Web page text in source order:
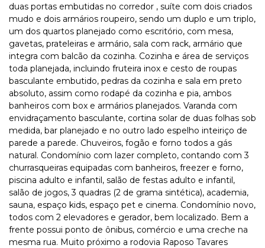
duas portas embutidas no corredor , suíte com dois criados
mudo e dois armários roupeiro, sendo um duplo e um triplo,
um dos quartos planejado como escritório, com mesa,
gavetas, prateleiras e armário, sala com rack, armário que
integra com balcão da cozinha. Cozinha e área de serviços
toda planejada, incluindo fruteira inox e cesto de roupas
basculante embutido, pedras da cozinha e sala em preto
absoluto, assim como rodapé da cozinha e pia, ambos
banheiros com box e armários planejados. Varanda com
envidraçamento basculante, cortina solar de duas folhas sob
medida, bar planejado e no outro lado espelho inteiriço de
parede a parede. Chuveiros, fogão e forno todos a gás
natural. Condomínio com lazer completo, contando com 3
churrasqueiras equipadas com banheiros, freezer e forno,
piscina adulto e infantil, salão de festas adulto e infantil,
salão de jogos, 3 quadras (2 de grama sintética), academia,
sauna, espaço kids, espaço pet e cinema. Condomínio novo,
todos com 2 elevadores e gerador, bem localizado. Bem a
frente possui ponto de ônibus, comércio e uma creche na
mesma rua. Muito próximo a rodovia Raposo Tavares